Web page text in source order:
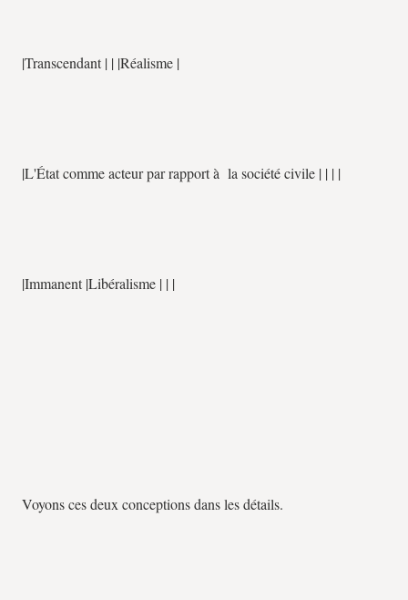
|Transcendant | | |Réalisme |
|L'État comme acteur par rapport à la société civile | | | |
|Immanent |Libéralisme | | |
Voyons ces deux conceptions dans les détails.